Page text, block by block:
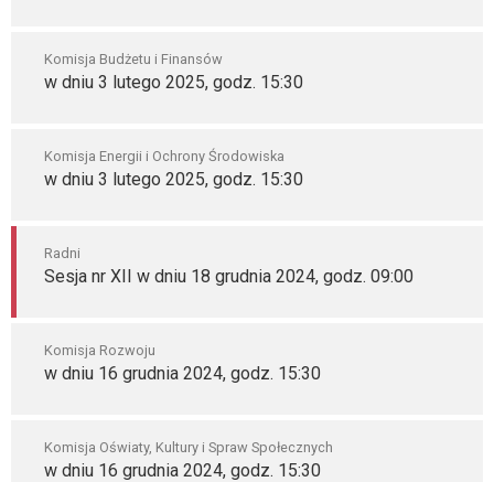
Komisja Budżetu i Finansów
w dniu 3 lutego 2025, godz. 15:30
Komisja Energii i Ochrony Środowiska
w dniu 3 lutego 2025, godz. 15:30
Radni
Sesja nr XII w dniu 18 grudnia 2024, godz. 09:00
Komisja Rozwoju
w dniu 16 grudnia 2024, godz. 15:30
Komisja Oświaty, Kultury i Spraw Społecznych
w dniu 16 grudnia 2024, godz. 15:30